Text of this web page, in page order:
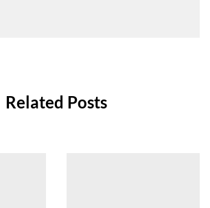
Related Posts